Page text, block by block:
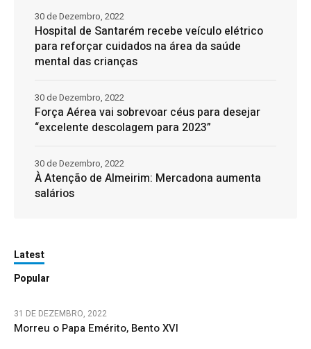
Hospital de Santarém recebe veículo elétrico
para reforçar cuidados na área da saúde
mental das crianças
30 de Dezembro, 2022
Força Aérea vai sobrevoar céus para desejar
“excelente descolagem para 2023”
30 de Dezembro, 2022
À Atenção de Almeirim: Mercadona aumenta
salários
30 de Dezembro, 2022
Latest
Popular
31 DE DEZEMBRO, 2022
Morreu o Papa Emérito, Bento XVI